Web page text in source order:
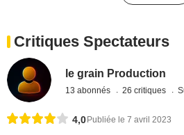
Critiques Spectateurs
le grain Production
13 abonnés 26 critiques
4,0 Publiée le 7 avril 2023